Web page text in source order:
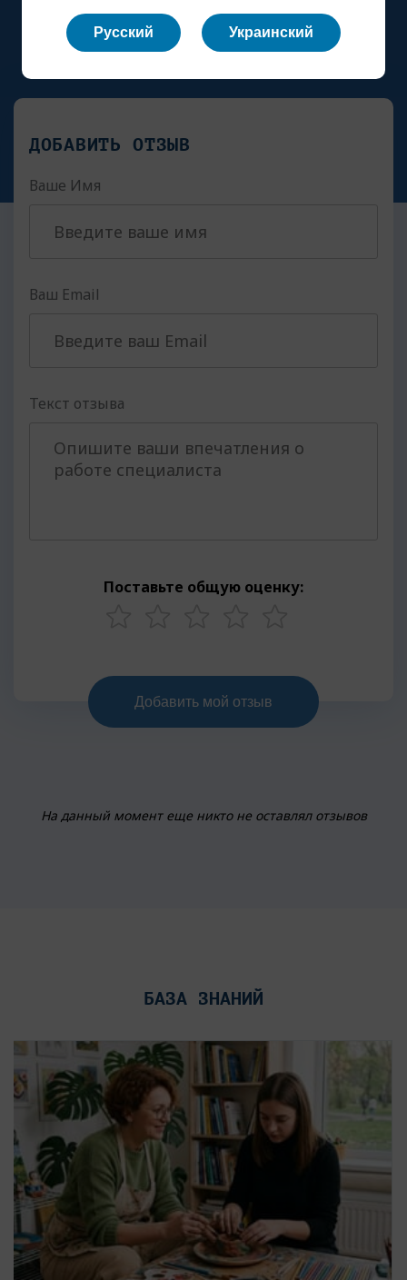
ДОБАВИТЬ ОТЗЫВ
Ваше Имя
Ваш Email
Текст отзыва
Поставьте общую оценку:
На данный момент еще никто не оставлял отзывов
БАЗА ЗНАНИЙ
Русский Украинский